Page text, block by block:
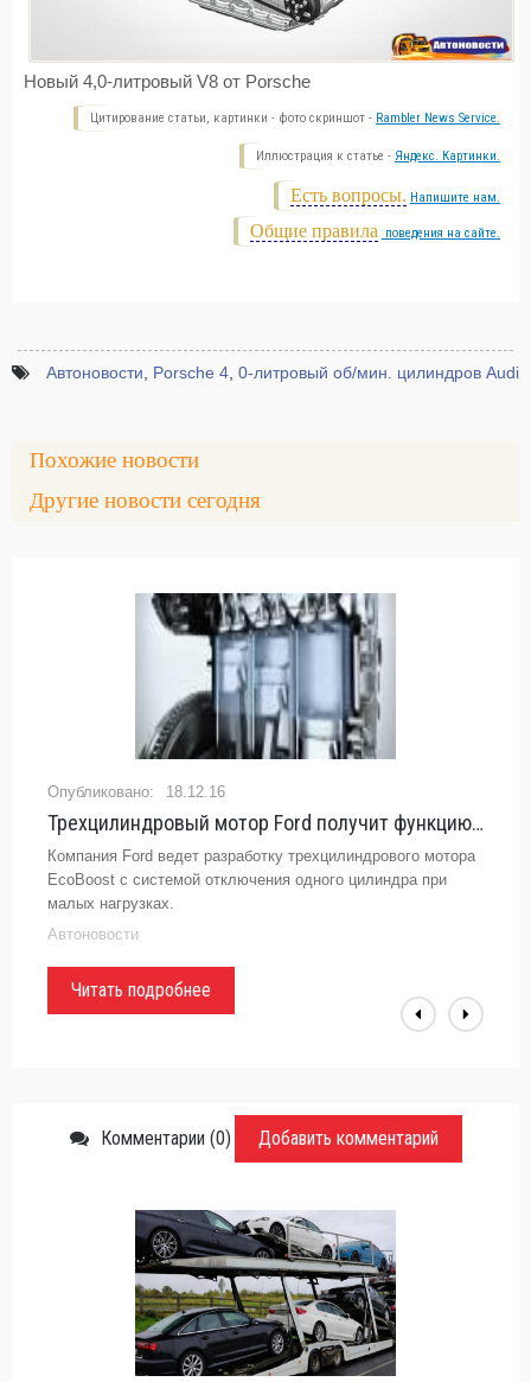
Новый 4,0-литровый V8 от Porsche
Цитирование статьи, картинки - фото скриншот - Rambler News Service.
Иллюстрация к статье - Яндекс. Картинки.
Есть вопросы. Напишите нам.
Общие правила поведения на сайте.
Автоновости, Porsche 4, 0-литровый об/мин. цилиндров Audi
Похожие новости
Другие новости сегодня
18.12.16
Трехцилиндровый мотор Ford получит функцию деактивации цилиндра - «Авто -
Компания Ford ведет разработку трехцилиндрового мотора
EcoBoost с системой отключения одного цилиндра при
малых нагрузках.
Автоновости
Читать подробнее
Комментарии (0) Добавить комментарий